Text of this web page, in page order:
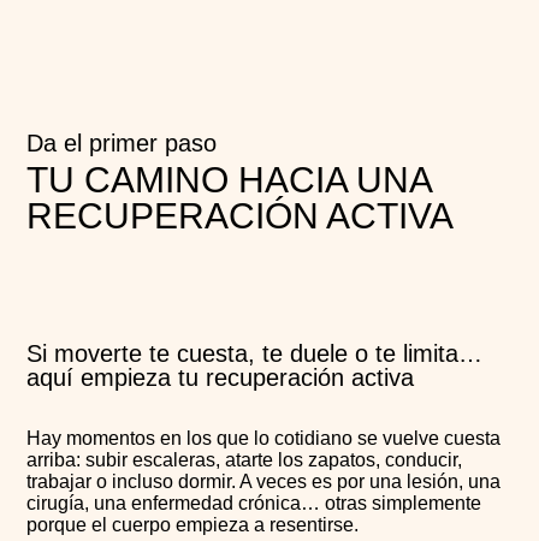
Da el primer paso
TU CAMINO HACIA UNA
RECUPERACIÓN ACTIVA
Si moverte te cuesta, te duele o te limita…
aquí empieza tu recuperación activa
Hay momentos en los que lo cotidiano se vuelve cuesta
arriba: subir escaleras, atarte los zapatos, conducir,
trabajar o incluso dormir. A veces es por una lesión, una
cirugía, una enfermedad crónica… otras simplemente
porque el cuerpo empieza a resentirse.